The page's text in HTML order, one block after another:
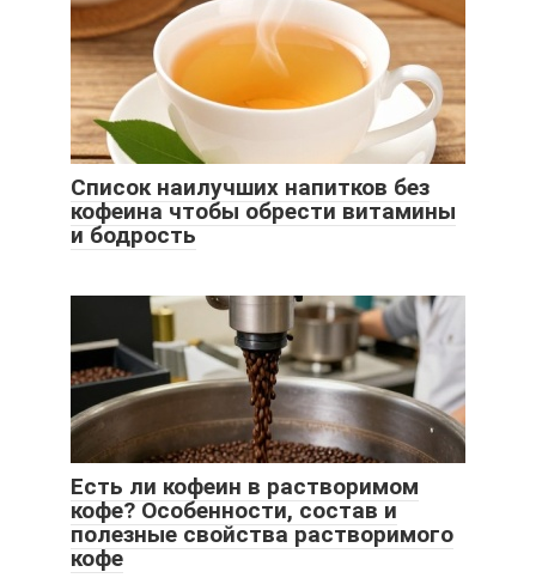
Список наилучших напитков без
кофеина чтобы обрести витамины
и бодрость
Есть ли кофеин в растворимом
кофе? Особенности, состав и
полезные свойства растворимого
кофе